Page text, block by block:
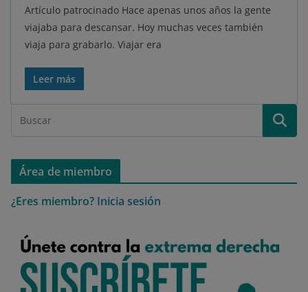
Artículo patrocinado Hace apenas unos años la gente
viajaba para descansar. Hoy muchas veces también
viaja para grabarlo. Viajar era
Leer más
Área de miembro
¿Eres miembro? Inicia sesión